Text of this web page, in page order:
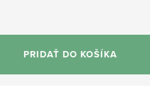
PRIDAŤ DO KOŠÍKA